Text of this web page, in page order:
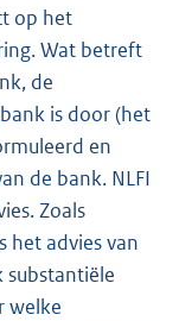
op het
Wat betreft
de
is door (het
en
de bank. NLFI
Zoals
het advies van
substantiële
welke